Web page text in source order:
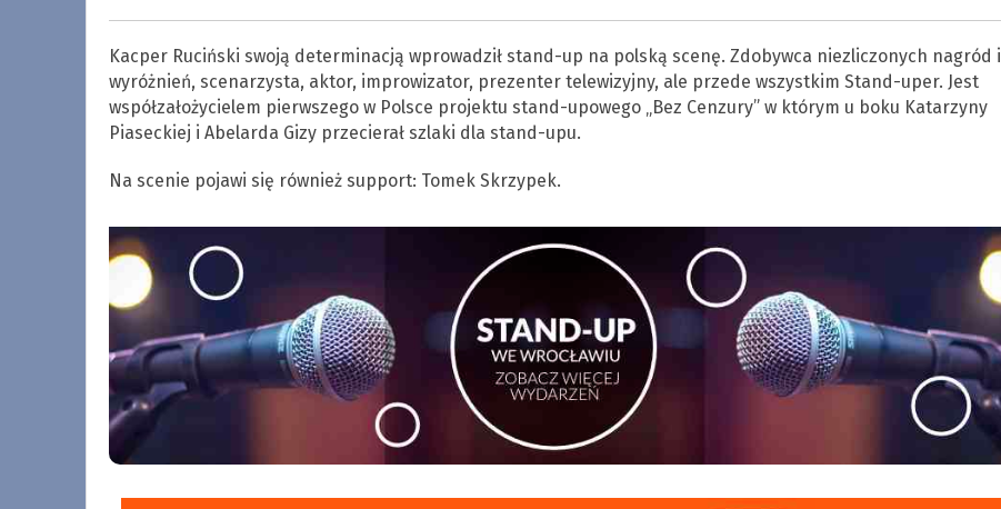
Kacper Ruciński swoją determinacją wprowadził stand-up na polską scenę. Zdobywca niezliczonych nagród i
wyróżnień, scenarzysta, aktor, improwizator, prezenter telewizyjny, ale przede wszystkim Stand-uper. Jest
współzałożycielem pierwszego w Polsce projektu stand-upowego „Bez Cenzury” w którym u boku Katarzyny
Piaseckiej i Abelarda Gizy przecierał szlaki dla stand-upu.
Na scenie pojawi się również support: Tomek Skrzypek.